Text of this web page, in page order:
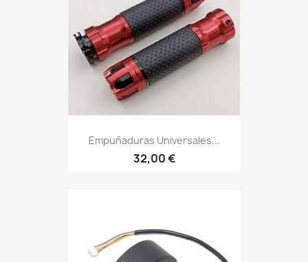
Empuñaduras Universales...
32,00 €